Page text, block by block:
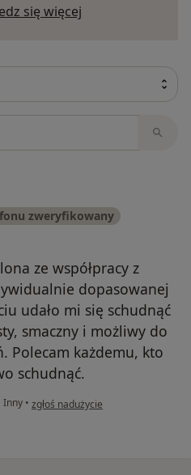
się więcej
zweryfikowany
ze współpracy z
dopasowanej
udało mi się schudnąć
smaczny i możliwy do
Polecam każdemu, kto
schudnąć.
Inny • w opinii użytkownika Wiktoria
zgłoś nadużycie